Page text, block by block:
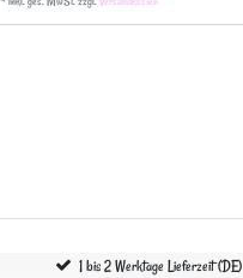
1 bis 2 Werktage Lieferzeit (DE)